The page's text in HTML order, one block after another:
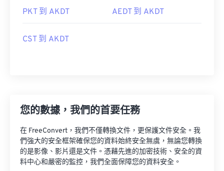
PKT 到 AKDT AEDT 到 AKDT
CST 到 AKDT
您的數據，我們的首要任務
在 FreeConvert，我們不僅轉換文件，更保護文件安全。我
們強大的安全框架確保您的資料始終安全無虞，無論您轉換
的是影像、影片還是文件。憑藉先進的加密技術、安全的資
料中心和嚴密的監控，我們全面保障您的資料安全。